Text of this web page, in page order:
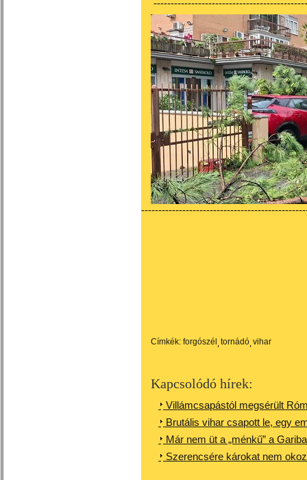
Címkék: forgószél tornádó vihar
Kapcsolódó hírek:
Villámcsapástól megsérült
Brutális vihar csapott le, egy
Már nem üt a „ménkű” a
Szerencsére károkat nem